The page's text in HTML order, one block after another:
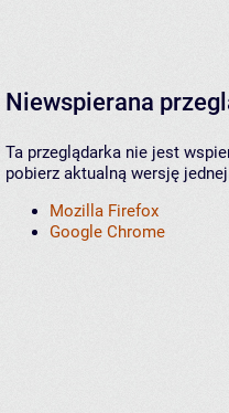
Niewspierana
Ta przeglądarka nie jest
pobierz aktualną wersję
Mozilla Firefox
Google Chrome